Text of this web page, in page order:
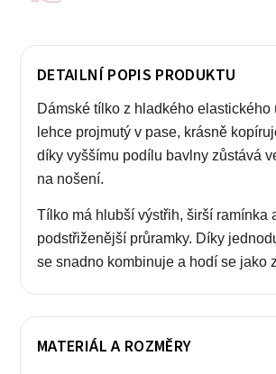
DETAILNÍ POPIS PRODUKTU
Dámské tílko z hladkého elastického
lehce projmutý v pase, krásně
díky vyššímu podílu bavlny zůstává
na nošení.
Tílko má hlubší výstřih, širší ramínka
podstřiženější průramky. Díky
se snadno kombinuje a hodí se jako
MATERIÁL A ROZMĚRY